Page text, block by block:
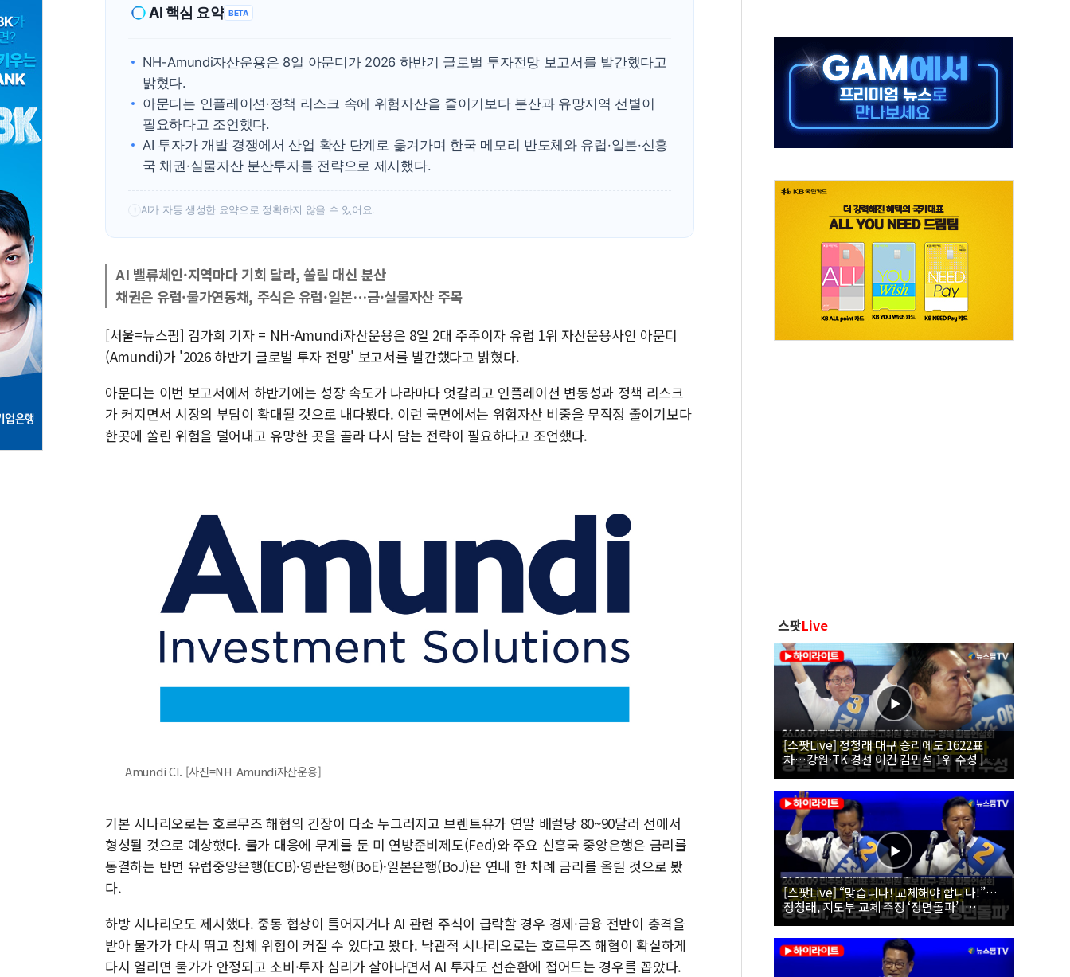
홈플러스發 대형마트 판매, 역대 최대폭 감소한 9.4%↓…유통업계 양극화 심화
윤준병·이해민 의원, '정부 특사'로 콜롬비아 대통령 취임식 참석
'호우·산사태 주의보' 울진 시간당 30mm 강한 비...호우 피해 없어
여야, 황희 '버스 하우스' 공방…野 "청년 우롱 기괴" vs 與 "송구한 해프닝"
AI 핵심 요약 BETA
NH-Amundi자산운용은 8일 아문디가 2026 하반기 글로벌 투자전망 보고서를 발간했다고
밝혔다.
아문디는 인플레이션·정책 리스크 속에 위험자산을 줄이기보다 분산과 유망지역 선별이
필요하다고 조언했다.
AI 투자가 개발 경쟁에서 산업 확산 단계로 옮겨가며 한국 메모리 반도체와 유럽·일본·신흥
국 채권·실물자산 분산투자를 전략으로 제시했다.
! AI가 자동 생성한 요약으로 정확하지 않을 수 있어요.
AI 밸류체인·지역마다 기회 달라, 쏠림 대신 분산
채권은 유럽·물가연동채, 주식은 유럽·일본…금·실물자산 주목
[서울=뉴스핌] 김가희 기자 = NH-Amundi자산운용은 8일 2대 주주이자 유럽 1위 자산운용사인 아문디
(Amundi)가 '2026 하반기 글로벌 투자 전망' 보고서를 발간했다고 밝혔다.
아문디는 이번 보고서에서 하반기에는 성장 속도가 나라마다 엇갈리고 인플레이션 변동성과 정책 리스크
가 커지면서 시장의 부담이 확대될 것으로 내다봤다. 이런 국면에서는 위험자산 비중을 무작정 줄이기보다
한곳에 쏠린 위험을 덜어내고 유망한 곳을 골라 다시 담는 전략이 필요하다고 조언했다.
Amundi CI. [사진=NH-Amundi자산운용]
기본 시나리오로는 호르무즈 해협의 긴장이 다소 누그러지고 브렌트유가 연말 배럴당 80~90달러 선에서
형성될 것으로 예상했다. 물가 대응에 무게를 둔 미 연방준비제도(Fed)와 주요 신흥국 중앙은행은 금리를
동결하는 반면 유럽중앙은행(ECB)·영란은행(BoE)·일본은행(BoJ)은 연내 한 차례 금리를 올릴 것으로 봤
다.
하방 시나리오도 제시했다. 중동 협상이 틀어지거나 AI 관련 주식이 급락할 경우 경제·금융 전반이 충격을
받아 물가가 다시 뛰고 침체 위험이 커질 수 있다고 봤다. 낙관적 시나리오로는 호르무즈 해협이 확실하게
다시 열리면 물가가 안정되고 소비·투자 심리가 살아나면서 AI 투자도 선순환에 접어드는 경우를 꼽았다.
스팟Live
[스팟Live] 정청래 대구 승리에도 1622표
차…강원·TK 경선 이긴 김민석 1위 수성 |
26.08.09 더불어민주당 당대표·최고위원 후
보 대구·경북 합동연설회
[스팟Live] “맞습니다! 교체해야 합니다!”…
정청래, 지도부 교체 주장 ‘정면돌파’ |
26.08.09 더불어민주당 당대표·최고위원 후
보 대구·경북 합동연설회